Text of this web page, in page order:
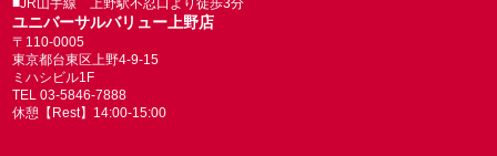
ユニバーサルバリュー上野店
〒110-0005
東京都台東区上野4-9-15
ミハシビル1F
TEL 03-5846-7888
休憩【Rest】14:00-15:00